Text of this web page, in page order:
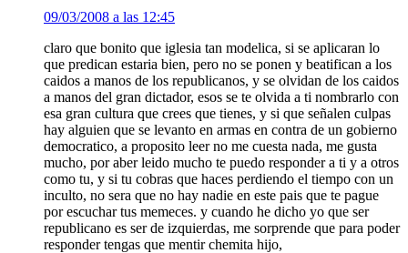
09/03/2008 a las 12:45
claro que bonito que iglesia tan modelica, si se aplicaran lo
que predican estaria bien, pero no se ponen y beatifican a los
caidos a manos de los republicanos, y se olvidan de los caidos
a manos del gran dictador, esos se te olvida a ti nombrarlo con
esa gran cultura que crees que tienes, y si que señalen culpas
hay alguien que se levanto en armas en contra de un gobierno
democratico, a proposito leer no me cuesta nada, me gusta
mucho, por aber leido mucho te puedo responder a ti y a otros
como tu, y si tu cobras que haces perdiendo el tiempo con un
inculto, no sera que no hay nadie en este pais que te pague
por escuchar tus memeces. y cuando he dicho yo que ser
republicano es ser de izquierdas, me sorprende que para poder
responder tengas que mentir chemita hijo,